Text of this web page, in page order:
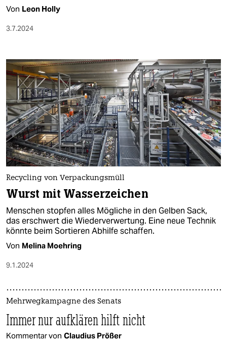
Von Leon Holly
3.7.2024
Recycling von Verpackungsmüll
Wurst mit Wasserzeichen
Menschen stopfen alles Mögliche in den Gelben Sack,
das erschwert die Wiederverwertung. Eine neue Technik
könnte beim Sortieren Abhilfe schaffen.
Von Melina Moehring
9.1.2024
Mehrwegkampagne des Senats
Immer nur aufklären hilft nicht
Kommentar von Claudius Prößer